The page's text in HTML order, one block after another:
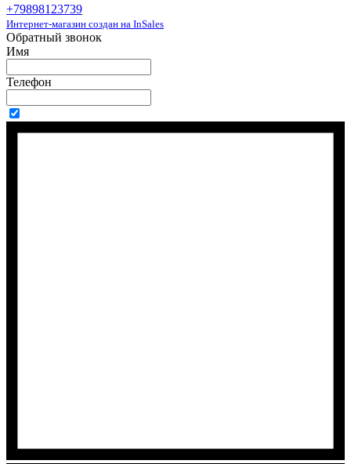
+79898123739
Интернет-магазин создан на InSales
Обратный звонок
Имя
Телефон